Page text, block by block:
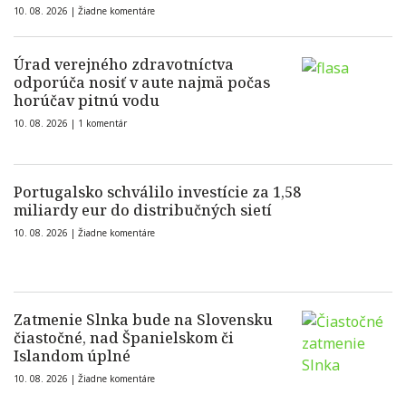
10. 08. 2026 | Žiadne komentáre
Úrad verejného zdravotníctva
odporúča nosiť v aute najmä počas
horúčav pitnú vodu
10. 08. 2026 | 1 komentár
Portugalsko schválilo investície za 1,58
miliardy eur do distribučných sietí
10. 08. 2026 | Žiadne komentáre
Zatmenie Slnka bude na Slovensku
čiastočné, nad Španielskom či
Islandom úplné
10. 08. 2026 | Žiadne komentáre